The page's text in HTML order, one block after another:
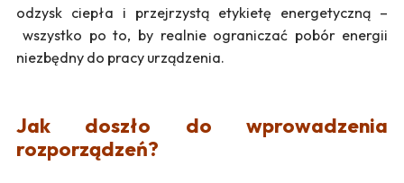
odzysk ciepła i przejrzystą etykietę energetyczną –
wszystko po to, by realnie ograniczać pobór energii
niezbędny do pracy urządzenia.
Jak doszło do wprowadzenia
rozporządzeń?